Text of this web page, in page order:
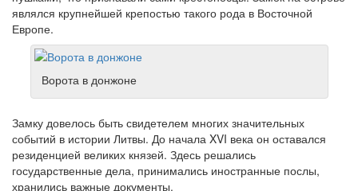
являлся крупнейшей крепостью такого рода в Восточной
Европе.
Ворота в донжоне
Замку довелось быть свидетелем многих значительных
событий в истории Литвы. До начала XVI века он оставался
резиденцией великих князей. Здесь решались
государственные дела, принимались иностранные послы,
хранились важные документы.